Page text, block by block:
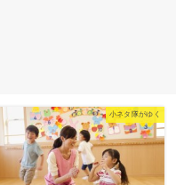
小ネタ隊がゆく